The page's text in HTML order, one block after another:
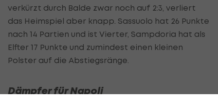
verkürzt durch Balde zwar noch auf 2:3, verliert
das Heimspiel aber knapp. Sassuolo hat 26 Punkte
nach 14 Partien und ist Vierter, Sampdoria hat als
Elfter 17 Punkte und zumindest einen kleinen
Polster auf die Abstiegsränge.
Dämpfer für Napoli